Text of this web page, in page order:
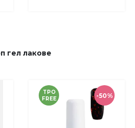
гел лакове
-50%
TPO
FREE